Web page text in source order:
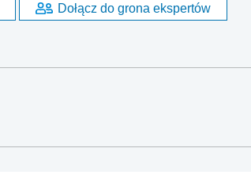
Dołącz do grona ekspertów